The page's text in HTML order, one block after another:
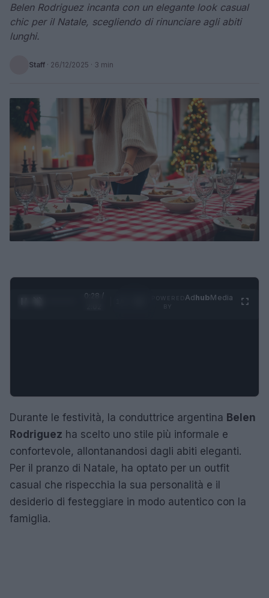
Belen Rodriguez incanta con un elegante look casual
chic per il Natale, scegliendo di rinunciare agli abiti
lunghi.
Staff · 26/12/2025 · 3 min
0:29 /
AdhubMedia
Durante le festività, la conduttrice argentina Belen
Rodriguez ha scelto uno stile più informale e
confortevole, allontanandosi dagli abiti eleganti.
Per il pranzo di Natale, ha optato per un outfit
casual che rispecchia la sua personalità e il
desiderio di festeggiare in modo autentico con la
famiglia.